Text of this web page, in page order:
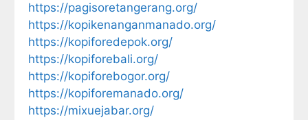
https://pagisoretangerang.org/
https://kopikenanganmanado.org/
https://kopiforedepok.org/
https://kopiforebali.org/
https://kopiforebogor.org/
https://kopiforemanado.org/
https://mixuejabar.org/